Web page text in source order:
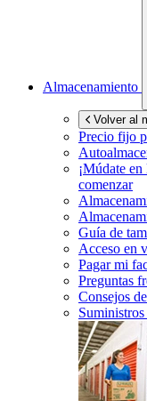
Almacenamiento
Volver al
Precio fijo
¡Múdate
comenzar
Guía de
Acceso en
Pagar mi
Preguntas
Consejos